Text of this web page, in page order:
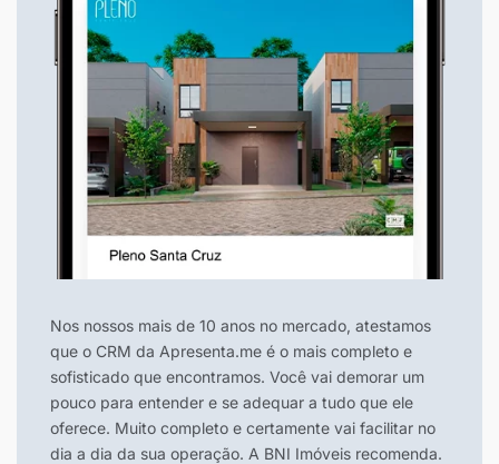
Nos nossos mais de 10 anos no mercado, atestamos
que o CRM da Apresenta.me é o mais completo e
sofisticado que encontramos. Você vai demorar um
pouco para entender e se adequar a tudo que ele
oferece. Muito completo e certamente vai facilitar no
dia a dia da sua operação. A BNI Imóveis recomenda.